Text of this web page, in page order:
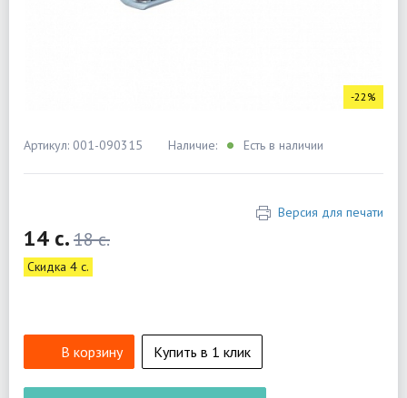
-22%
Артикул: 001-090315 Наличие: Есть в наличии
Версия для печати
14 c.18 c.
Скидка 4 c.
В корзину Купить в 1 клик